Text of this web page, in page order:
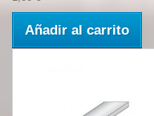
Añadir al carrito